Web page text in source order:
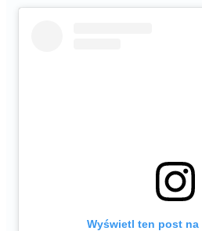
Wyświetl ten post na